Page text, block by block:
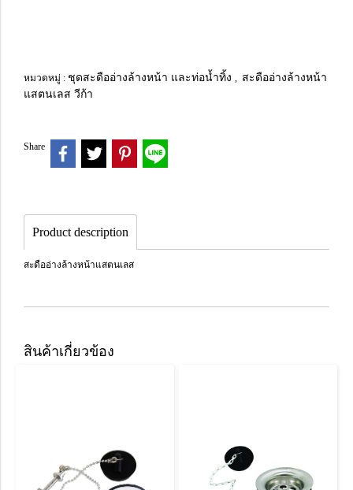
หมวดหมู่ : ชุดสะดืออ่างล้างหน้า และท่อน้ำทิ้ง , สะดืออ่างล้างหน้า
แสตนเลส วีก้า
Share
Product description
สะดืออ่างล้างหน้าแสตนเลส
สินค้าเกี่ยวข้อง